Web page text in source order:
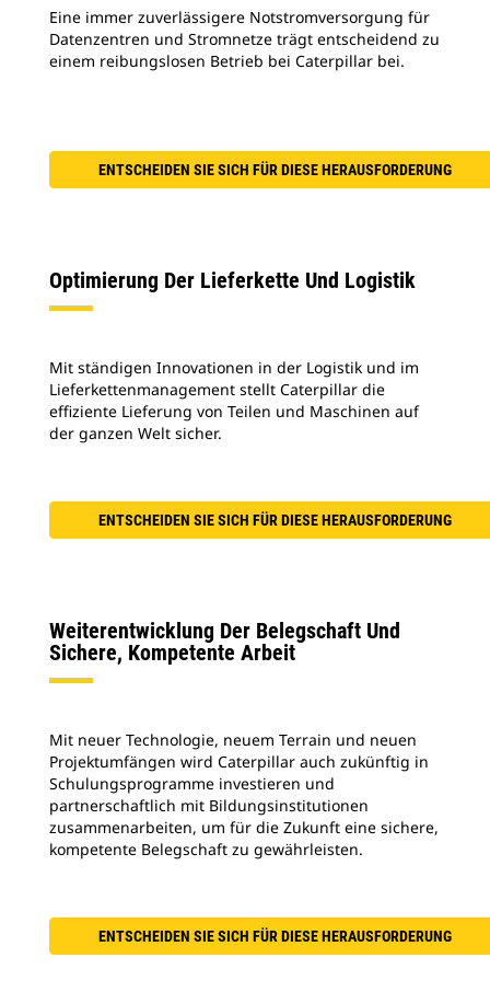
Eine immer zuverlässigere Notstromversorgung für
Datenzentren und Stromnetze trägt entscheidend zu
einem reibungslosen Betrieb bei Caterpillar bei.
ENTSCHEIDEN SIE SICH FÜR DIESE HERAUSFORDERUNG
Optimierung Der Lieferkette Und Logistik
Mit ständigen Innovationen in der Logistik und im
Lieferkettenmanagement stellt Caterpillar die
effiziente Lieferung von Teilen und Maschinen auf
der ganzen Welt sicher.
ENTSCHEIDEN SIE SICH FÜR DIESE HERAUSFORDERUNG
Weiterentwicklung Der Belegschaft Und
Sichere, Kompetente Arbeit
Mit neuer Technologie, neuem Terrain und neuen
Projektumfängen wird Caterpillar auch zukünftig in
Schulungsprogramme investieren und
partnerschaftlich mit Bildungsinstitutionen
zusammenarbeiten, um für die Zukunft eine sichere,
kompetente Belegschaft zu gewährleisten.
ENTSCHEIDEN SIE SICH FÜR DIESE HERAUSFORDERUNG